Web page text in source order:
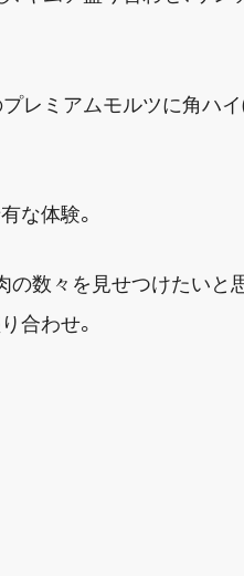
プレミアムモルツに角ハ
な体験。
数々を見せつけたいと
合わせ。